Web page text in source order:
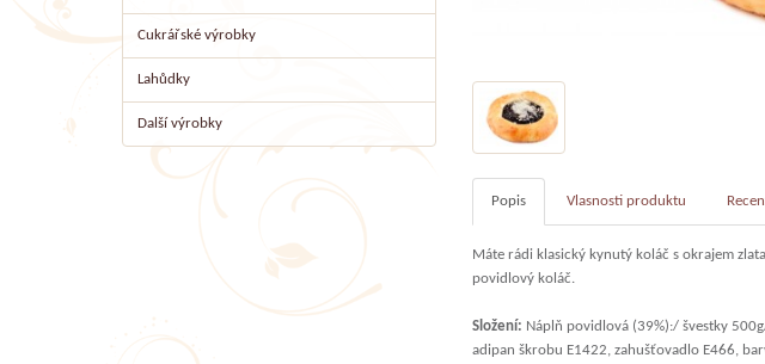
Cukrářské výrobky
Lahůdky
Další výrobky
Popis Vlasnosti produktu
Máte rádi klasický kynutý koláč s okrajem
povidlový koláč.
Složení: Náplň povidlová (39%):/ švestky
adipan škrobu E1422, zahušťovadlo E466,